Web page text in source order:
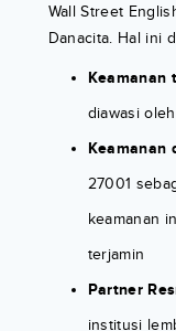
Wall Street
Danacita. Hal ini
Keamanan
diawasi
Keamanan
27001
keamanan
terjamin
Partner
institusi